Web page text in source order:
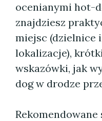
ocenianymi hot-
znajdziesz
miejsc (dzielnice
lokalizacje),
wskazówki, jak
dog w drodze